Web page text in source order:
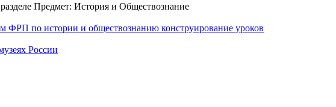
Предмет: История и Обществознание
ФРП по истории и обществознанию конструирование уроков
России